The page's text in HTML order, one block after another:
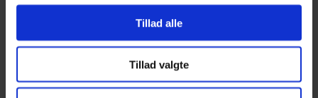
Tillad alle
Tillad valgte
Mulberry Silk
Tilia
Alpaka